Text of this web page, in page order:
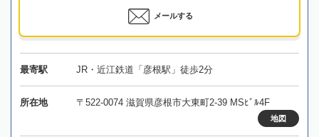
メールする
最寄駅 JR・近江鉄道「彦根駅」徒歩2分
所在地 〒522-0074 滋賀県彦根市大東町2-39 MSﾋﾞﾙ4F
地図